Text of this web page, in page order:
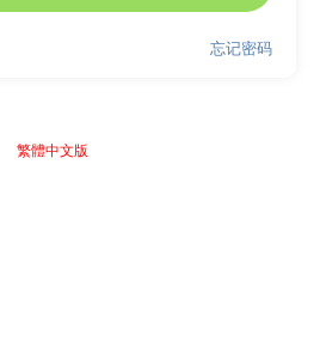
忘记密码
繁體中文版